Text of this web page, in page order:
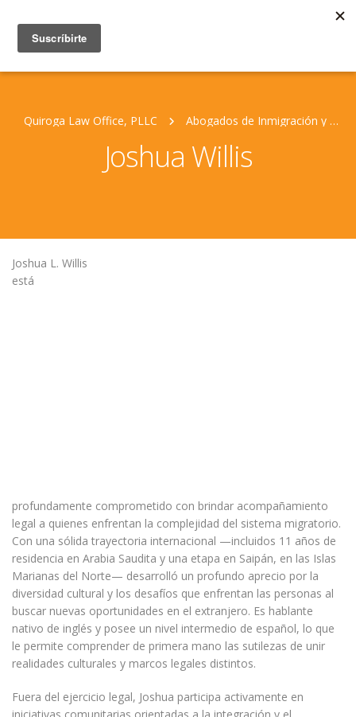
Quiroga Law Office, PLLC Abogados de Inmigración y Personal Jurídico
Joshua Willis
Joshua L. Willis
está
profundamente comprometido con brindar acompañamiento
legal a quienes enfrentan la complejidad del sistema migratorio.
Con una sólida trayectoria internacional —incluidos 11 años de
residencia en Arabia Saudita y una etapa en Saipán, en las Islas
Marianas del Norte— desarrolló un profundo aprecio por la
diversidad cultural y los desafíos que enfrentan las personas al
buscar nuevas oportunidades en el extranjero. Es hablante
nativo de inglés y posee un nivel intermedio de español, lo que
le permite comprender de primera mano las sutilezas de unir
realidades culturales y marcos legales distintos.
Fuera del ejercicio legal, Joshua participa activamente en